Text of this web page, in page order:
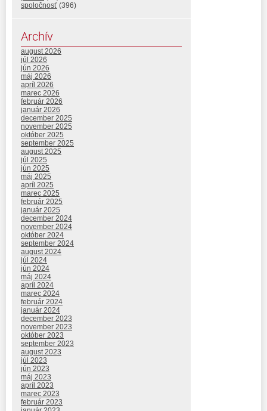
spoločnosť (396)
Archív
august 2026
júl 2026
jún 2026
máj 2026
apríl 2026
marec 2026
február 2026
január 2026
december 2025
november 2025
október 2025
september 2025
august 2025
júl 2025
jún 2025
máj 2025
apríl 2025
marec 2025
február 2025
január 2025
december 2024
november 2024
október 2024
september 2024
august 2024
júl 2024
jún 2024
máj 2024
apríl 2024
marec 2024
február 2024
január 2024
december 2023
november 2023
október 2023
september 2023
august 2023
júl 2023
jún 2023
máj 2023
apríl 2023
marec 2023
február 2023